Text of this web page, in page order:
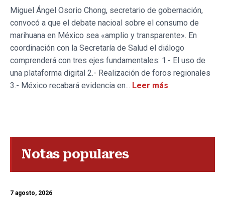
Miguel Ángel Osorio Chong, secretario de gobernación,
convocó a que el debate nacioal sobre el consumo de
marihuana en México sea «amplio y transparente». En
coordinación con la Secretaría de Salud el diálogo
comprenderá con tres ejes fundamentales: 1.- El uso de
una plataforma digital 2.- Realización de foros regionales
3.- México recabará evidencia en... Leer más
Notas populares
7 agosto, 2026